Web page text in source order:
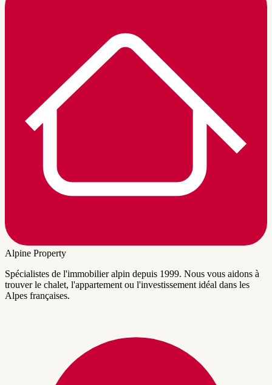
Alpine Property
Spécialistes de l'immobilier alpin depuis 1999. Nous vous aidons à
trouver le chalet, l'appartement ou l'investissement idéal dans les
Alpes françaises.